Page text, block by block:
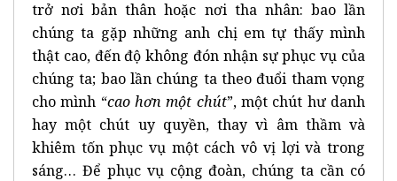
trở nơi bản thân hoặc nơi tha nhân: bao lần
chúng ta gặp những anh chị em tự thấy mình
thật cao, đến độ không đón nhận sự phục vụ của
chúng ta; bao lần chúng ta theo đuổi tham vọng
cho mình “cao hơn một chút”, một chút hư danh
hay một chút uy quyền, thay vì âm thầm và
khiêm tốn phục vụ một cách vô vị lợi và trong
sáng… Để phục vụ cộng đoàn, chúng ta cần có